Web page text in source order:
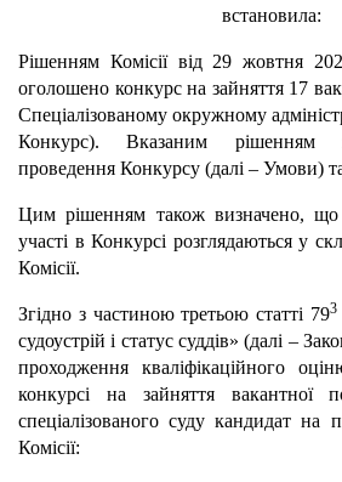
встановила:
Рішенням Комісії від 29 жовтня
оголошено конкурс на зайняття 17
Спеціалізованому окружному
Конкурс). Вказаним рішенням
проведення Конкурсу (далі – Умови)
Цим рішенням також визначено,
участі в Конкурсі розглядаються у
Комісії.
Згідно з частиною третьою статті 793
судоустрій і статус суддів» (далі –
проходження кваліфікаційного
конкурсі на зайняття вакантної
спеціалізованого суду кандидат на
Комісії: